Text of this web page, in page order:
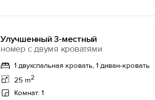
Улучшенный 3-местный
номер с двумя кроватями
1 двухспальная кровать, 1 диван-кровать
25 m2
Комнат: 1